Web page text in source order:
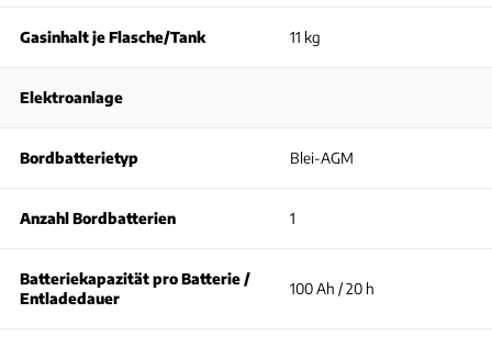
Gasinhalt je Flasche/Tank 11 kg
Elektroanlage
Bordbatterietyp Blei-AGM
Anzahl Bordbatterien 1
Batteriekapazität pro Batterie /
Entladedauer
100 Ah / 20 h